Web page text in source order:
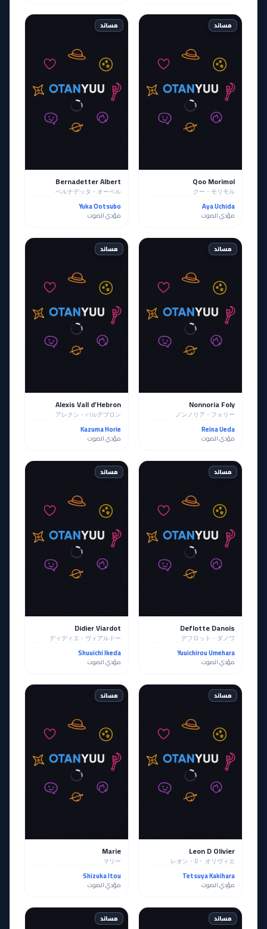
مساند
Qoo Morimol
クー・モリモル
Aya Uchida
مؤدي الصوت
مساند
Bernadetter Albert
ベルナデッタ・オーベル
Yuka Ootsubo
مؤدي الصوت
مساند
Nonnoria Foly
ノンノリア・フォリー
Reina Ueda
مؤدي الصوت
مساند
Alexis Vall d’Hebron
アレクシ・バルデブロン
Kazuma Horie
مؤدي الصوت
مساند
Deflotte Danois
デフロット・ダノワ
Yuuichirou Umehara
مؤدي الصوت
مساند
Didier Viardot
ディディエ・ヴィアルドー
Shuuichi Ikeda
مؤدي الصوت
مساند
Leon D Olivier
レオン・D・ オリヴィエ
Tetsuya Kakihara
مؤدي الصوت
مساند
Marie
マリー
Shizuka Itou
مؤدي الصوت
مساند مساند